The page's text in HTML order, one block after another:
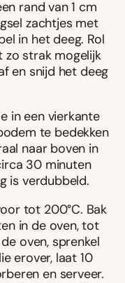
rand van 1 cm
zachtjes met
in het deeg. Rol
zo strak mogelijk
en snijd het deeg
in een vierkante
te bedekken
naar boven in
30 minuten
is verdubbeld.
tot 200°C. Bak
in de oven, tot
oven, sprenkel
erover, laat 10
en serveer.